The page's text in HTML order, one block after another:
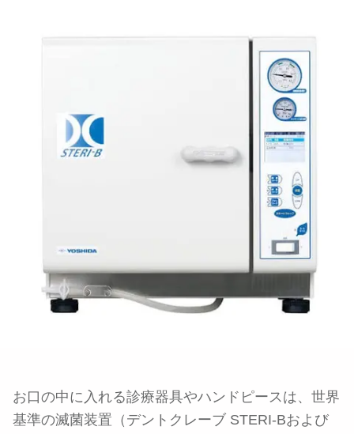
お口の中に入れる診療器具やハンドピースは、世界
基準の滅菌装置（デントクレーブ STERI-Bおよび